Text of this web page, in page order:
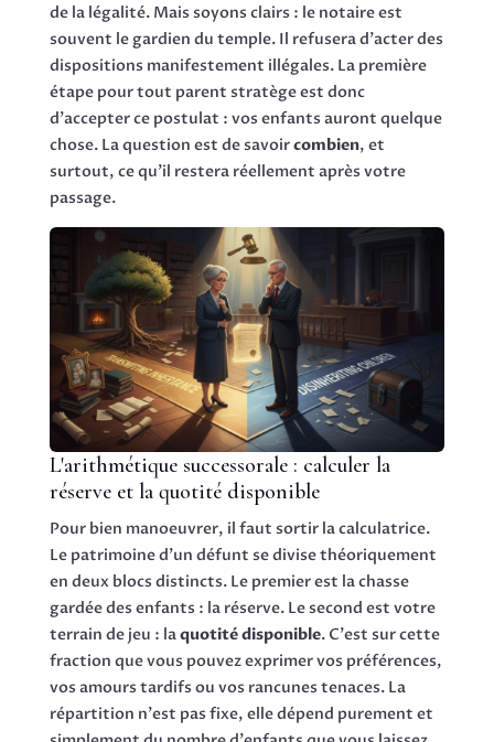
de la légalité. Mais soyons clairs : le notaire est
souvent le gardien du temple. Il refusera d'acter des
dispositions manifestement illégales. La première
étape pour tout parent stratège est donc
d'accepter ce postulat : vos enfants auront quelque
chose. La question est de savoircombien, et
surtout, ce qu'il restera réellement après votre
passage.
L'arithmétique successorale : calculer la
réserve et la quotité disponible
Pour bien manoeuvrer, il faut sortir la calculatrice.
Le patrimoine d'un défunt se divise théoriquement
en deux blocs distincts. Le premier est la chasse
gardée des enfants : la réserve. Le second est votre
terrain de jeu : laquotité disponible. C'est sur cette
fraction que vous pouvez exprimer vos préférences,
vos amours tardifs ou vos rancunes tenaces. La
répartition n'est pas fixe, elle dépend purement et